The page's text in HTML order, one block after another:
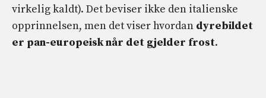
virkelig kaldt). Det beviser ikke den italienske
opprinnelsen, men det viser hvordan dyrebildet
er pan-europeisk når det gjelder frost.